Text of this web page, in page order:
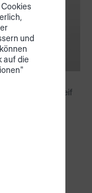
Kometenschweif
CUBE
CUBE neu.
und
auf die